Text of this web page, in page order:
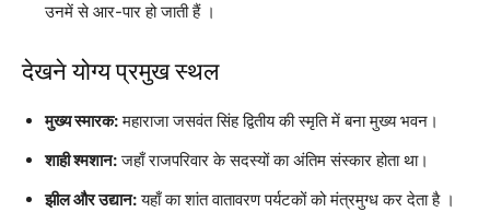
उनमें से आर-पार हो जाती हैं ।
देखने योग्य प्रमुख स्थल
मुख्य स्मारक:महाराजा जसवंत सिंह द्वितीय की स्मृति में बना मुख्य भवन।
शाही श्मशान:जहाँ राजपरिवार के सदस्यों का अंतिम संस्कार होता था।
झील और उद्यान:यहाँ का शांत वातावरण पर्यटकों को मंत्रमुग्ध कर देता है ।